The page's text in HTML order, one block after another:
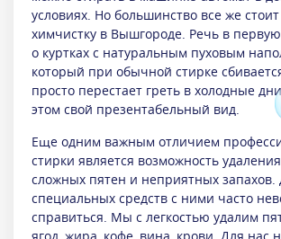
условиях. Но большинство все же
химчистку в Вышгороде. Речь в
о куртках с натуральным пуховым
который при обычной стирке
просто перестает греть в холодные
этом свой презентабельный вид.
Еще одним важным отличием
стирки является возможность
сложных пятен и неприятных запахов.
специальных средств с ними часто
справиться. Мы с легкостью удалим